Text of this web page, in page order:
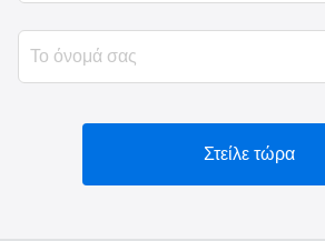
Στείλε τώρα